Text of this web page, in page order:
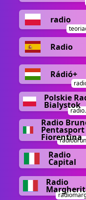
radio
Radio
Rádió+
Polskie
Bialystok
Radio
Pentasport
Fiorentina
Radio
Capital
Radio